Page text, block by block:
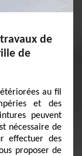
de
de
au fil
et des
peuvent
nécessaire de
effectuer des
proposer de